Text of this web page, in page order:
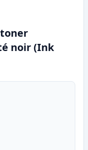
toner
noir (Ink